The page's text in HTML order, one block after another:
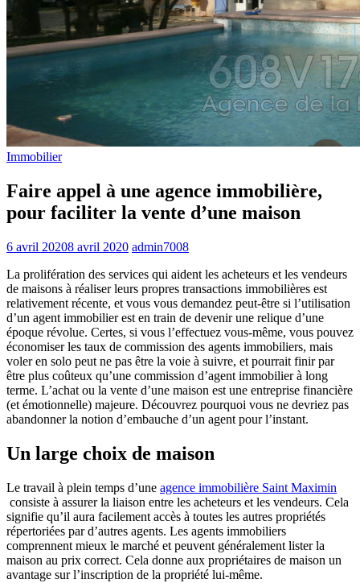
Immobilier
Faire appel à une agence immobilière,
pour faciliter la vente d’une maison
6 avril 20208 avril 2020 admin7008
La prolifération des services qui aident les acheteurs et les vendeurs
de maisons à réaliser leurs propres transactions immobilières est
relativement récente, et vous vous demandez peut-être si l’utilisation
d’un agent immobilier est en train de devenir une relique d’une
époque révolue. Certes, si vous l’effectuez vous-même, vous pouvez
économiser les taux de commission des agents immobiliers, mais
voler en solo peut ne pas être la voie à suivre, et pourrait finir par
être plus coûteux qu’une commission d’agent immobilier à long
terme. L’achat ou la vente d’une maison est une entreprise financière
(et émotionnelle) majeure. Découvrez pourquoi vous ne devriez pas
abandonner la notion d’embauche d’un agent pour l’instant.
Un large choix de maison
Le travail à plein temps d’une agence immobilière Saint Maximin
consiste à assurer la liaison entre les acheteurs et les vendeurs. Cela
signifie qu’il aura facilement accès à toutes les autres propriétés
répertoriées par d’autres agents. Les agents immobiliers
comprennent mieux le marché et peuvent généralement lister la
maison au prix correct. Cela donne aux propriétaires de maison un
avantage sur l’inscription de la propriété lui-même.